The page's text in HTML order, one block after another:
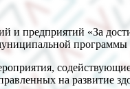
и предприятий «За
на развитие